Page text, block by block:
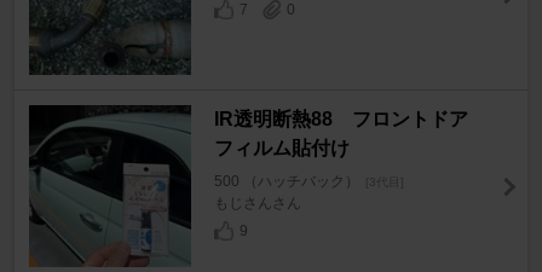
7
0
IR透明断熱88 フロントドア
フィルム貼付け
500 （ハッチバック） [3代目]
もじさんさん
9